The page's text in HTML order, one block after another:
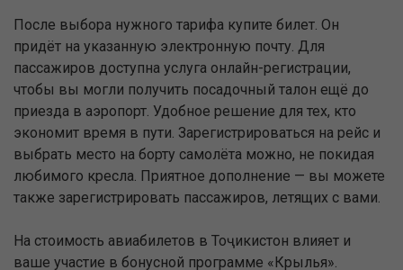
После выбора нужного тарифа купите билет. Он
придёт на указанную электронную почту. Для
пассажиров доступна услуга онлайн-регистрации,
чтобы вы могли получить посадочный талон ещё до
приезда в аэропорт. Удобное решение для тех, кто
экономит время в пути. Зарегистрироваться на рейс и
выбрать место на борту самолёта можно, не покидая
любимого кресла. Приятное дополнение — вы можете
также зарегистрировать пассажиров, летящих с вами.
На стоимость авиабилетов в Тоҷикистон влияет и
ваше участие в бонусной программе «Крылья».